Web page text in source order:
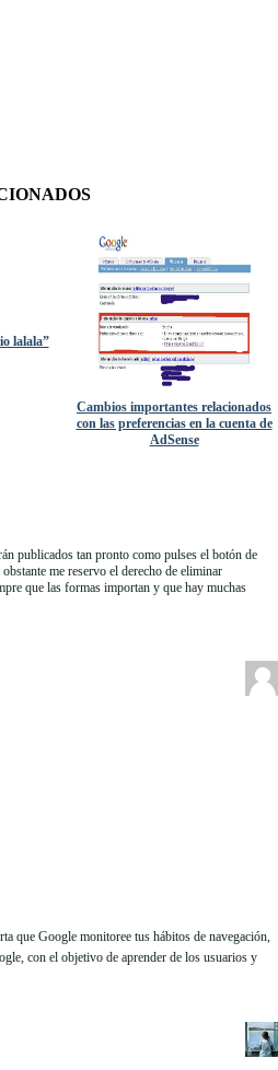
lalala”
Cambios importantes relacionados
con las preferencias en la cuenta de
AdSense
publicados tan pronto como pulses el botón de
me reservo el derecho de eliminar
que las formas importan y que hay muchas
que Google monitoree tus hábitos de navegación,
con el objetivo de aprender de los usuarios y